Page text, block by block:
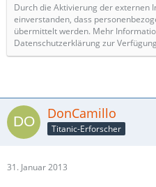
Durch die Aktivierung der externen
einverstanden, dass
übermittelt werden. Mehr
Datenschutzerklärung zur
DonCamillo
Titanic-Erforscher
31. Januar 2013